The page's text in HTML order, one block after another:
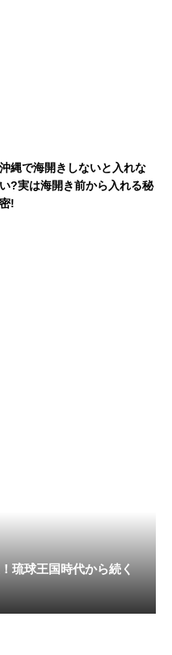
沖縄で海開きしないと入れな
い?実は海開き前から入れる秘
密!
琉球王国時代から続く